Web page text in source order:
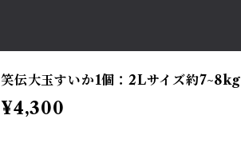
笑伝大玉すいか1個：2Lサイズ約7~8kg
¥4,300